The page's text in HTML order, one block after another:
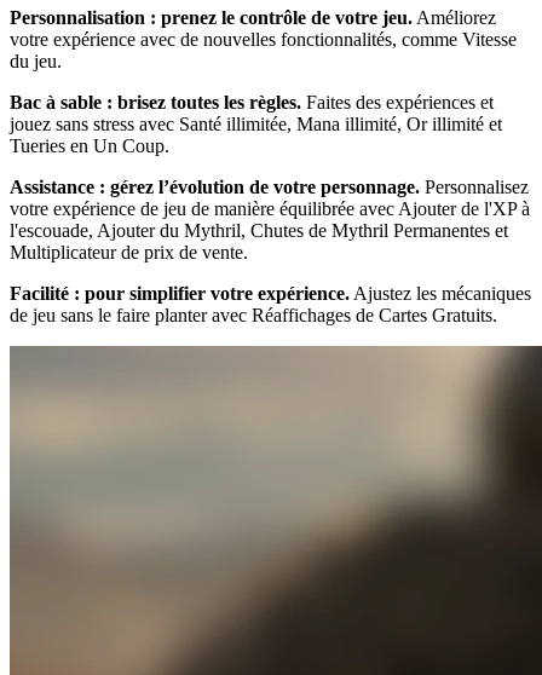
Personnalisation : prenez le contrôle de votre jeu. Améliorez
votre expérience avec de nouvelles fonctionnalités, comme Vitesse
du jeu.
Bac à sable : brisez toutes les règles. Faites des expériences et
jouez sans stress avec Santé illimitée, Mana illimité, Or illimité et
Tueries en Un Coup.
Assistance : gérez l’évolution de votre personnage. Personnalisez
votre expérience de jeu de manière équilibrée avec Ajouter de l'XP à
l'escouade, Ajouter du Mythril, Chutes de Mythril Permanentes et
Multiplicateur de prix de vente.
Facilité : pour simplifier votre expérience. Ajustez les mécaniques
de jeu sans le faire planter avec Réaffichages de Cartes Gratuits.